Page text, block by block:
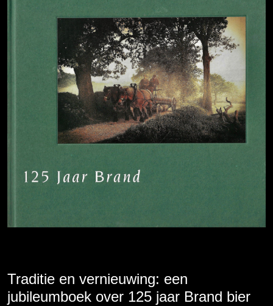
Traditie en vernieuwing: een
jubileumboek over 125 jaar Brand bier